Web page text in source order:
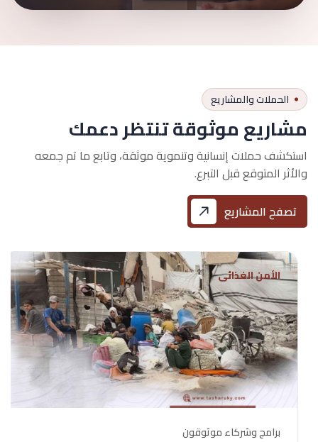
الحملات والمشاريع
مشاريع موثوقة تنتظر دعمك
استكشف حملات إنسانية وتنموية موثقة، وتابع ما تم جمعه
والأثر المتوقع قبل التبرع.
تصفح المشاريع
الأمن الغذائي
برامج وشركاء موثوقون